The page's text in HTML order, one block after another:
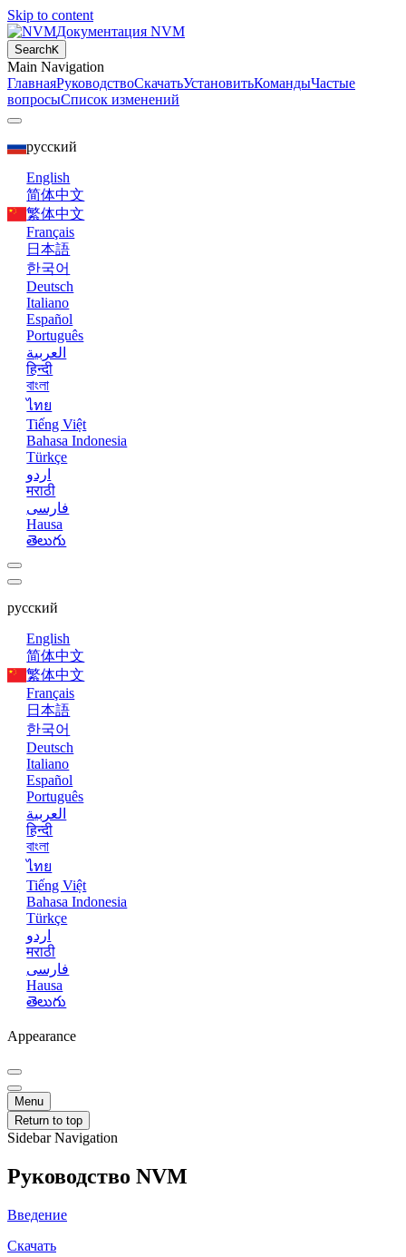
Skip to content
Документация NVM
SearchK
Main Navigation
ГлавнаяРуководствоСкачатьУстановитьКомандыЧастые
вопросыСписок изменений
русский
English
简体中文
繁体中文
Français
日本語
한국어
Deutsch
Italiano
Español
Português
العربية
हिन्दी
বাংলা
ไทย
Tiếng Việt
Bahasa Indonesia
Türkçe
اردو
मराठी
فارسی
Hausa
తెలుగు
русский
English
简体中文
繁体中文
Français
日本語
한국어
Deutsch
Italiano
Español
Português
العربية
हिन्दी
বাংলা
ไทย
Tiếng Việt
Bahasa Indonesia
Türkçe
اردو
मराठी
فارسی
Hausa
తెలుగు
Appearance
Menu
Return to top
Sidebar Navigation
Руководство NVM
Введение
Скачать